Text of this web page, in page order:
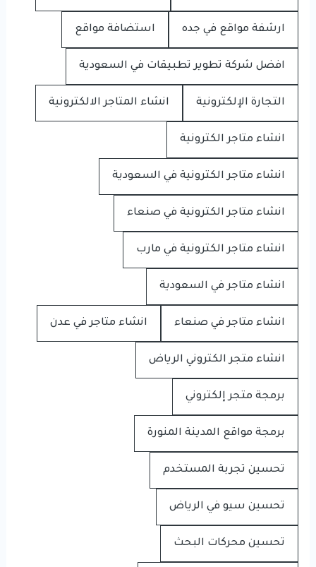
ارشفة مواقع في جده استضافة مواقع
افضل شركة تطوير تطبيقات في السعودية
التجارة الإلكترونية انشاء المتاجر الالكترونية
انشاء متاجر الكترونية
انشاء متاجر الكترونية في السعودية
انشاء متاجر الكترونية في صنعاء
انشاء متاجر الكترونية في مارب
انشاء متاجر في السعودية
انشاء متاجر في صنعاء انشاء متاجر في عدن
انشاء متجر الكتروني الرياض
برمجة متجر إلكتروني
برمجة مواقع المدينة المنورة
تحسين تجربة المستخدم
تحسين سيو في الرياض
تحسين محركات البحث